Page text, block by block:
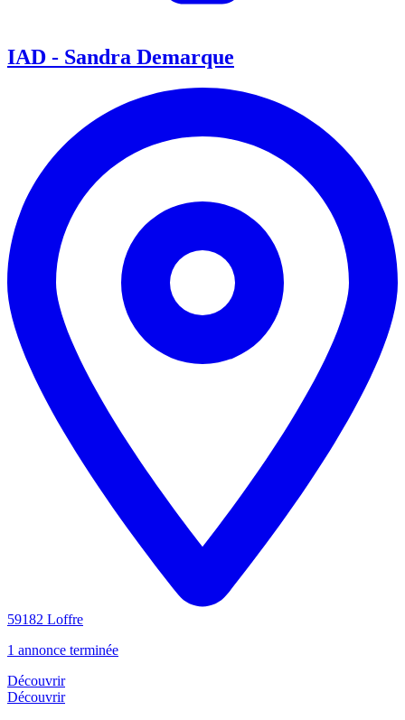
IAD - Sandra Demarque
59182 Loffre
1 annonce terminée
Découvrir
Découvrir